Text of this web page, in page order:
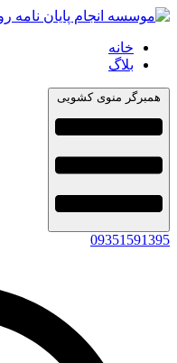
خانه
بلاگ
همبرگر منوی کشویی
09351591395